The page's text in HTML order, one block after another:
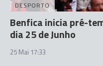
DESPORTO
Benfica inicia pré-
dia 25 de Junho
25 Mai 17:33